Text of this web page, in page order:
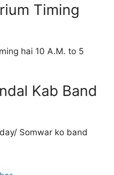
Timing
hai 10 A.M. to 5
Kab Band
Somwar ko band